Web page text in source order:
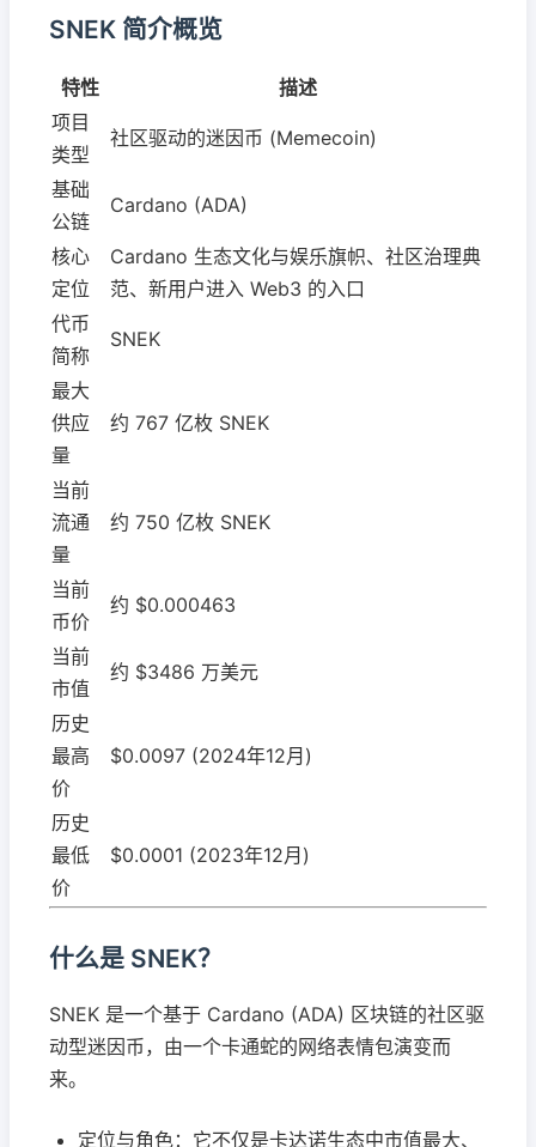
SNEK 简介概览
特性
描述
项目
类型
社区驱动的迷因币 (Memecoin)
基础
公链
Cardano (ADA)
核心
定位
Cardano 生态文化与娱乐旗帜、社区治理典
范、新用户进入 Web3 的入口
代币
简称
SNEK
最大
供应
量
约 767 亿枚 SNEK
当前
流通
量
约 750 亿枚 SNEK
当前
币价
约 $0.000463
当前
市值
约 $3486 万美元
历史
最高
价
$0.0097 (2024年12月)
历史
最低
价
$0.0001 (2023年12月)
什么是 SNEK？
SNEK 是一个基于 Cardano (ADA) 区块链的社区驱
动型迷因币，由一个卡通蛇的网络表情包演变而
来。
定位与角色：它不仅是卡达诺生态中市值最大、